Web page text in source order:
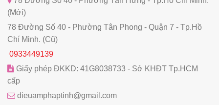
(Mới)
78 Đường Số 40 - Phường Tân Phong - Quận 7 - Tp.Hồ
Chí Minh. (Cũ)
0933449139
Giấy phép ĐKKD: 41G8038733 - Sở KHĐT Tp.HCM
cấp
dieuamphaptinh@gmail.com